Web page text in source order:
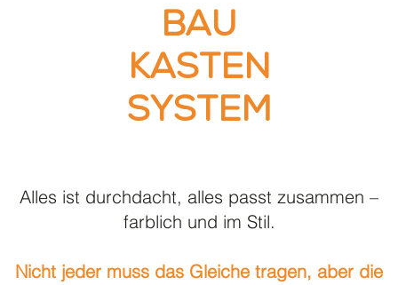
Bau
Kasten
System
Alles ist durchdacht, alles passt zusammen –
farblich und im Stil.
Nicht jeder muss das Gleiche tragen, aber die